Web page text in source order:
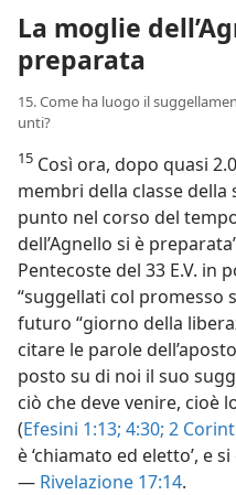
La moglie
preparata
15. Come ha luogo il
unti?
15 Così ora, dopo quasi
membri della classe
punto nel corso del
dell’Agnello si è
Pentecoste del 33 E.V. in
“suggellati col promesso
futuro “giorno della
citare le parole
posto su di noi il suo
ciò che deve venire, cioè
(Efesini 1:13; 4:30; 2
è ‘chiamato ed eletto’, e
— Rivelazione 17:14.